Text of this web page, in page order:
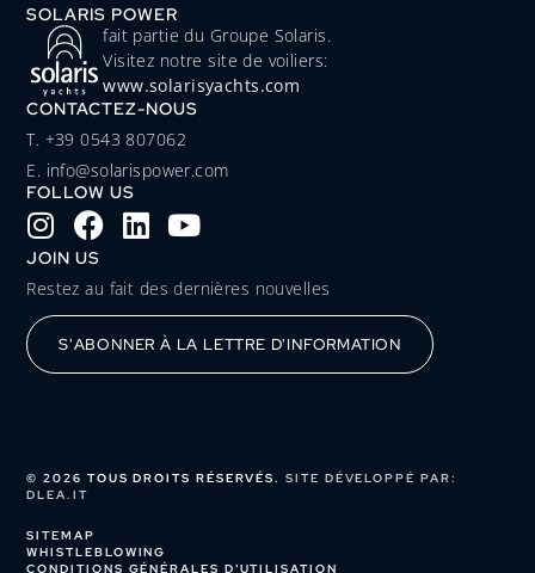
SOLARIS POWER
fait partie du Groupe Solaris.
Visitez notre site de voiliers:
www.solarisyachts.com
CONTACTEZ-NOUS
‭T. +39 0543 807062‬
E. info@solarispower.com
FOLLOW US
JOIN US
Restez au fait des dernières nouvelles
S'ABONNER À LA LETTRE D'INFORMATION
© 2026 TOUS DROITS RÉSERVÉS.SITE DÉVELOPPÉ PAR:
DLEA.IT
SITEMAP
WHISTLEBLOWING
CONDITIONS GÉNÉRALES D'UTILISATION